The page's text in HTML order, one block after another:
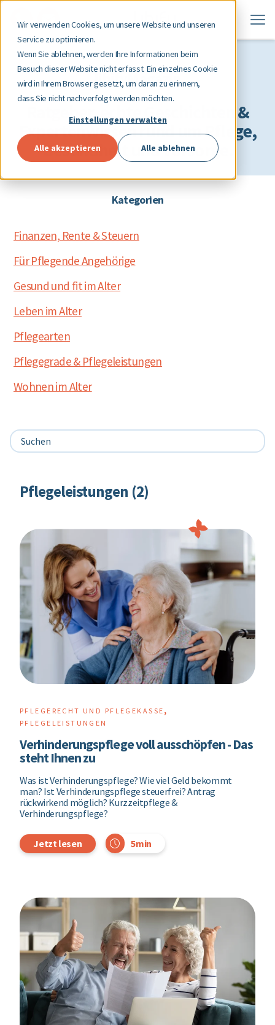
Wir verwenden Cookies, um unsere Website und unseren
Service zu optimieren.
Wenn Sie ablehnen, werden Ihre Informationen beim
Besuch dieser Website nicht erfasst. Ein einzelnes Cookie
wird in Ihrem Browser gesetzt, um daran zu erinnern,
dass Sie nicht nachverfolgt werden möchten.
Einstellungen verwalten
Alle akzeptieren Alle ablehnen
libifyMagazin
Ratgeber, echte Geschichten &
Expertenwissen rund um Pflege,
Gesundheit und Vorsorge.
Kategorien
Finanzen, Rente & Steuern
Für Pflegende Angehörige
Gesund und fit im Alter
Leben im Alter
Pflegearten
Pflegegrade & Pflegeleistungen
Wohnen im Alter
Pflegeleistungen (2)
PFLEGERECHT UND PFLEGEKASSE ,
PFLEGELEISTUNGEN
Verhinderungspflege voll ausschöpfen - Das
steht Ihnen zu
Was ist Verhinderungspflege? Wie viel Geld bekommt
man? Ist Verhinderungspflege steuerfrei? Antrag
rückwirkend möglich? Kurzzeitpflege &
Verhinderungspflege?
Jetzt lesen 5min